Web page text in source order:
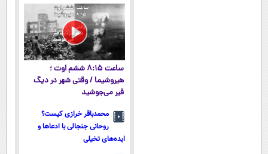
پرداخت قسطی
ساعت ۸:۱۵ ششم اوت ؛
هیروشیما / وقتی شهر در دیگ
قیر می‌جوشید
محمدباقر خرازی کیست؟
روحانی جنجالی با ادعاها و
ایده‌های تخیلی